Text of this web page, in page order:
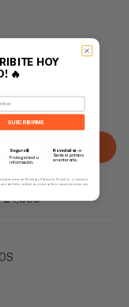
al carrito
L 1,500
HOY
🔥
SUSCRIBIRME
Seguro 🔒
Protegemos tu
información.
Novedades📣
Serás el primero
en enterarte.
nuestros Términos y Política de Privacidad, y consentís
novedades, productos y eventos. Este consentimiento no es